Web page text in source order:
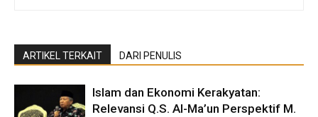
ARTIKEL TERKAIT DARI PENULIS
Islam dan Ekonomi Kerakyatan:
Relevansi Q.S. Al-Ma’un Perspektif M.